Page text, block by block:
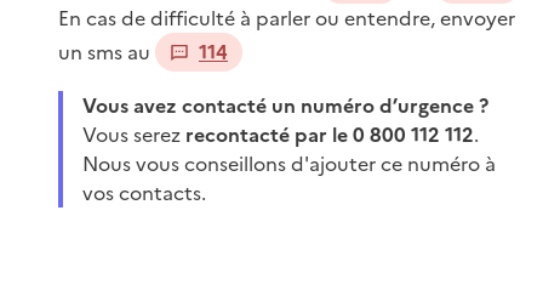
En cas de difficulté à parler ou entendre, envoyer
un sms au
114
Vous avez contacté un numéro d’urgence ?
Vous serez recontacté par le 0 800 112 112.
Nous vous conseillons d'ajouter ce numéro à
vos contacts.